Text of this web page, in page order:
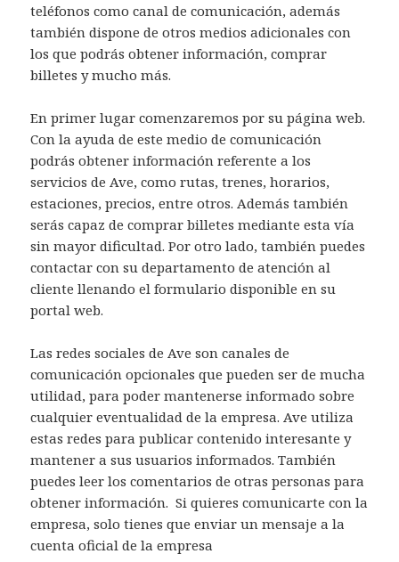
teléfonos como canal de comunicación, además
también dispone de otros medios adicionales con
los que podrás obtener información, comprar
billetes y mucho más.
En primer lugar comenzaremos por su página web.
Con la ayuda de este medio de comunicación
podrás obtener información referente a los
servicios de Ave, como rutas, trenes, horarios,
estaciones, precios, entre otros. Además también
serás capaz de comprar billetes mediante esta vía
sin mayor dificultad. Por otro lado, también puedes
contactar con su departamento de atención al
cliente llenando el formulario disponible en su
portal web.
Las redes sociales de Ave son canales de
comunicación opcionales que pueden ser de mucha
utilidad, para poder mantenerse informado sobre
cualquier eventualidad de la empresa. Ave utiliza
estas redes para publicar contenido interesante y
mantener a sus usuarios informados. También
puedes leer los comentarios de otras personas para
obtener información. Si quieres comunicarte con la
empresa, solo tienes que enviar un mensaje a la
cuenta oficial de la empresa